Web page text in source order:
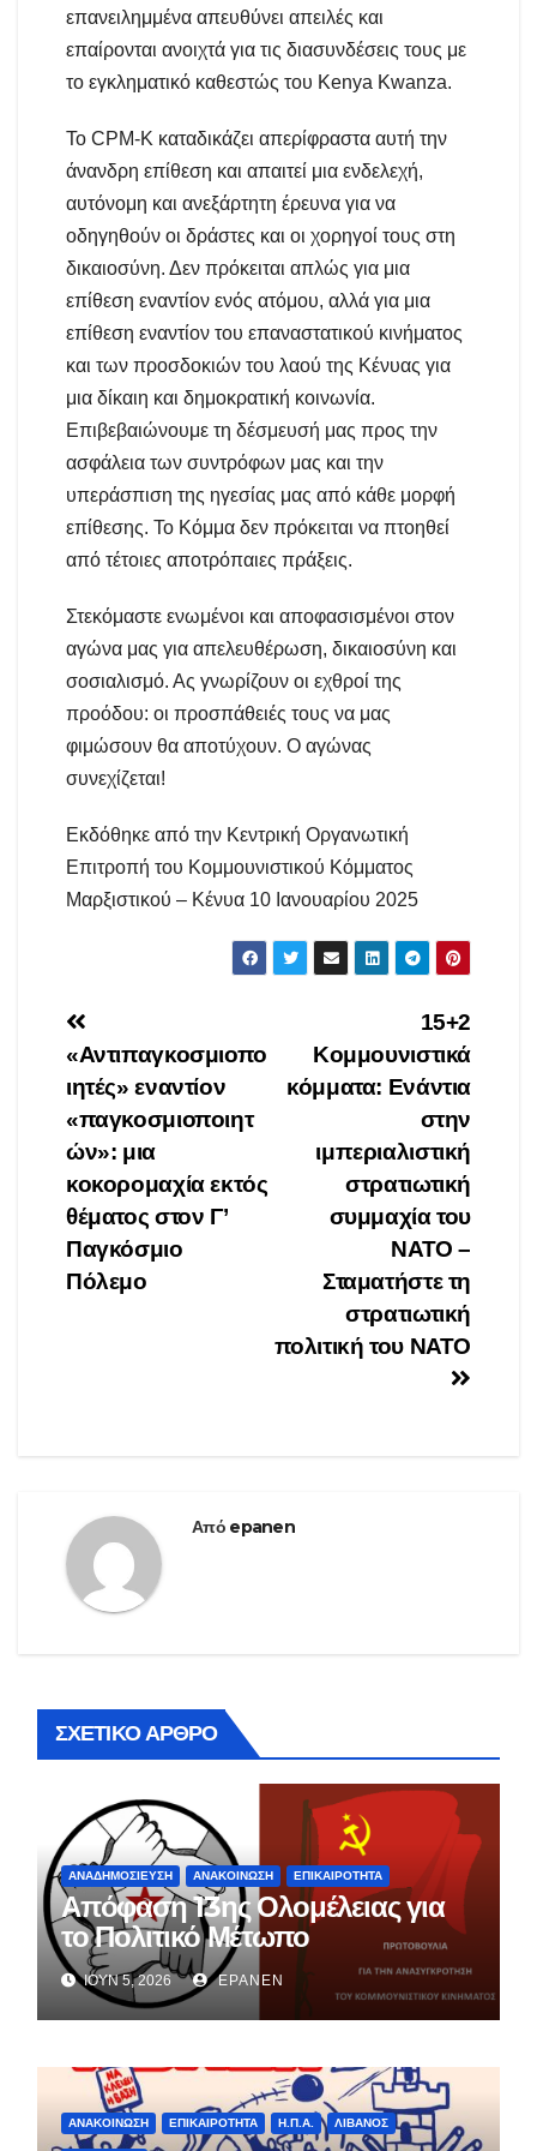
επανειλημμένα απευθύνει απειλές και
επαίρονται ανοιχτά για τις διασυνδέσεις τους με
το εγκληματικό καθεστώς του Kenya Kwanza.
Το CPM-K καταδικάζει απερίφραστα αυτή την
άνανδρη επίθεση και απαιτεί μια ενδελεχή,
αυτόνομη και ανεξάρτητη έρευνα για να
οδηγηθούν οι δράστες και οι χορηγοί τους στη
δικαιοσύνη. Δεν πρόκειται απλώς για μια
επίθεση εναντίον ενός ατόμου, αλλά για μια
επίθεση εναντίον του επαναστατικού κινήματος
και των προσδοκιών του λαού της Κένυας για
μια δίκαιη και δημοκρατική κοινωνία.
Επιβεβαιώνουμε τη δέσμευσή μας προς την
ασφάλεια των συντρόφων μας και την
υπεράσπιση της ηγεσίας μας από κάθε μορφή
επίθεσης. Το Κόμμα δεν πρόκειται να πτοηθεί
από τέτοιες αποτρόπαιες πράξεις.
Στεκόμαστε ενωμένοι και αποφασισμένοι στον
αγώνα μας για απελευθέρωση, δικαιοσύνη και
σοσιαλισμό. Ας γνωρίζουν οι εχθροί της
προόδου: οι προσπάθειές τους να μας
φιμώσουν θα αποτύχουν. Ο αγώνας
συνεχίζεται!
Εκδόθηκε από την Κεντρική Οργανωτική
Επιτροπή του Κομμουνιστικού Κόμματος
Μαρξιστικού – Κένυα 10 Ιανουαρίου 2025
Πλοήγηση
άρθρων
15+2
Κομμουνιστικά
κόμματα: Ενάντια
στην
ιμπεριαλιστική
στρατιωτική
συμμαχία του
ΝΑΤΟ –
Σταματήστε τη
στρατιωτική
πολιτική του ΝΑΤΟ
«Αντιπαγκοσμιοπο
ιητές» εναντίον
«παγκοσμιοποιητ
ών»: μια
κοκορομαχία εκτός
θέματος στον Γ’
Παγκόσμιο
Πόλεμο
Από epanen
ΣΧΕΤΙΚΌ ΆΡΘΡΟ
ΑΝΑΔΗΜΟΣΊΕΥΣΗ ΑΝΑΚΟΊΝΩΣΗ ΕΠΙΚΑΙΡΌΤΗΤΑ
Απόφαση 13ης Ολομέλειας για
το Πολιτικό Μέτωπο
ΙΟΎΝ 5, 2026 EPANEN
ΑΝΑΚΟΊΝΩΣΗ ΕΠΙΚΑΙΡΌΤΗΤΑ Η.Π.Α. ΛΊΒΑΝΟΣ